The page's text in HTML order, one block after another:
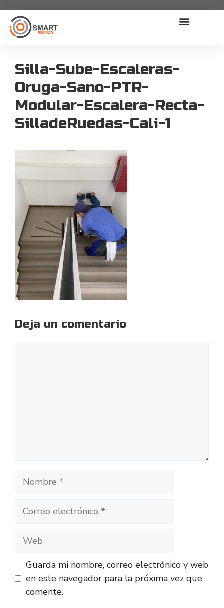
Silla-Sube-Escaleras-
Oruga-Sano-PTR-
Modular-Escalera-Recta-
SilladeRuedas-Cali-1
Deja un comentario
Guarda mi nombre, correo electrónico y web
en este navegador para la próxima vez que
comente.